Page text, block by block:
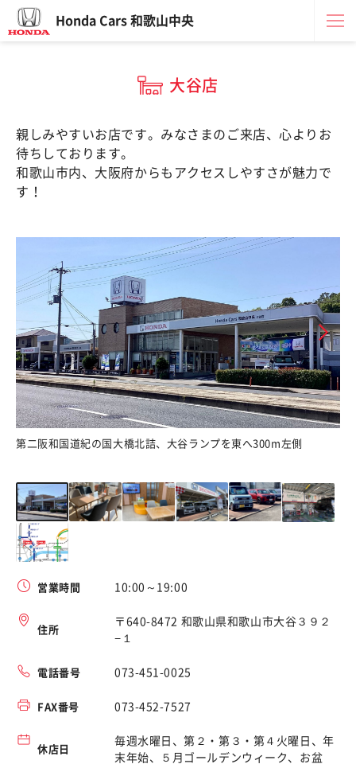
Honda Cars 和歌山中央
大谷店
親しみやすいお店です。みなさまのご来店、心よりお
待ちしております。
和歌山市内、大阪府からもアクセスしやすさが魅力で
す！
第二阪和国道紀の国大橋北詰、大谷ランプを東へ300m左側
営業時間 10:00～19:00
住所
〒640-8472 和歌山県和歌山市大谷３９２
−１
電話番号 073-451-0025
FAX番号 073-452-7527
休店日
毎週水曜日、第２・第３・第４火曜日、年
末年始、５月ゴールデンウィーク、お盆